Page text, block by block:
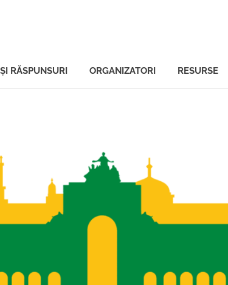
RĂSPUNSURI ORGANIZATORI RESURSE